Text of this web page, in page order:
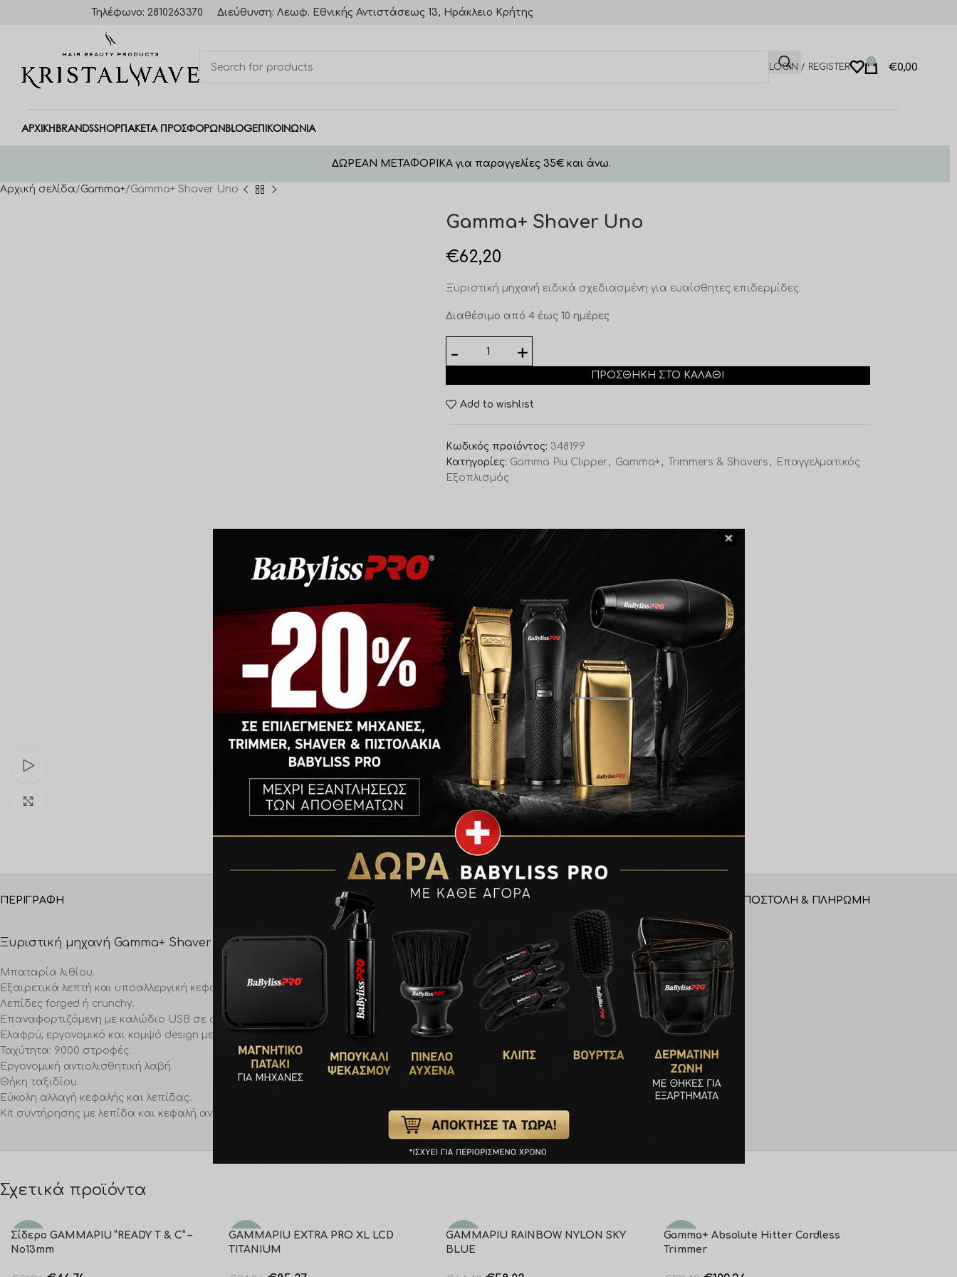
Τηλέφωνο: 2810263370 Διεύθυνση: Λεωφ. Εθνικής Αντιστάσεως 13, Ηράκλειο Κρήτης
LOGIN / REGISTER
0
€0,00
ΑΡΧΙΚΗBRANDSSHOPΠΑΚΈΤΑ ΠΡΟΣΦΟΡΏΝBLOGΕΠΙΚΟΙΝΩΝΙΑ
ΔΩΡΕΑΝ ΜΕΤΑΦΟΡΙΚΑ για παραγγελίες 35€ και άνω.
Αρχική σελίδα Gamma+ Gamma+ Shaver Uno
Gamma+ Shaver Uno
€62,20
Ξυριστική μηχανή ειδικά σχεδιασμένη για ευαίσθητες επιδερμίδες.
Διαθέσιμο από 4 έως 10 ημέρες
ΠΡΟΣΘΉΚΗ ΣΤΟ ΚΑΛΆΘΙ
Add to wishlist
Κωδικός προϊόντος: 348199
Κατηγορίες: Gamma Piu Clipper, Gamma+, Trimmers & Shavers ,
Επαγγελματικός
Εξοπλισμός
ΠΕΡΙΓΡΑΦΉ ΕΠΙΠΛΈΟΝ ΠΛΗΡΟΦΟΡΊΕΣ ΑΠΟΣΤΟΛΉ & ΠΛΗΡΩΜΉ
Ξυριστική μηχανή Gamma+ Shaver Uno
Μπαταρία λιθίου.
Εξαιρετικά λεπτή και υποαλλεργική κεφαλή gold titanium ειδικά σχεδιασμένη για ευαίσθητες επιδερμίδες.
Λεπίδες forged ή crunchy.
Επαναφορτιζόμενη με καλώδιο USB σε σύντομο χρόνο.
Ελαφρύ, εργονομικό και κομψό design με βάρος μόνο 90 γραμμάρια.
Ταχύτητα: 9000 στροφές.
Εργονομική αντιολισθητική λαβή.
Θήκη ταξιδίου.
Εύκολη αλλαγή κεφαλής και λεπίδας.
Kit συντήρησης με λεπίδα και κεφαλή ανταλλακτικό.
Σχετικά προϊόντα
-10%
Σίδερο GAMMAPIU “READY T & C” –
No13mm
-10%
GAMMAPIU EXTRA PRO XL LCD
TITANIUM
-10%
GAMMAPIU RAINBOW NYLON SKY
BLUE
-10%
Gamma+ Absolute Hitter Cordless
Trimmer